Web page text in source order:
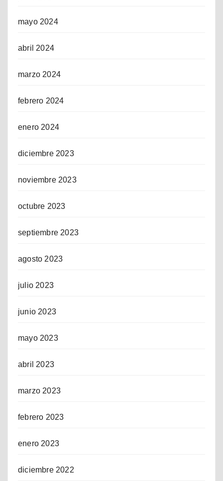
mayo 2024
abril 2024
marzo 2024
febrero 2024
enero 2024
diciembre 2023
noviembre 2023
octubre 2023
septiembre 2023
agosto 2023
julio 2023
junio 2023
mayo 2023
abril 2023
marzo 2023
febrero 2023
enero 2023
diciembre 2022